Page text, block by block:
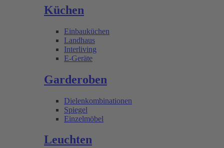
Küchen
Einbauküchen
Landhaus
Interliving
E-Geräte
Garderoben
Dielenkombinationen
Spiegel
Einzelmöbel
Leuchten